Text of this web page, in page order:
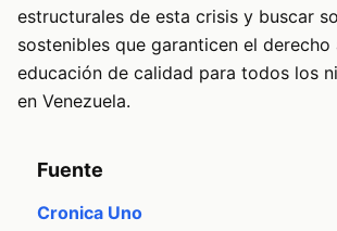
estructurales de esta crisis y buscar
sostenibles que garanticen el derecho
educación de calidad para todos los
en Venezuela.
Fuente
Cronica Uno